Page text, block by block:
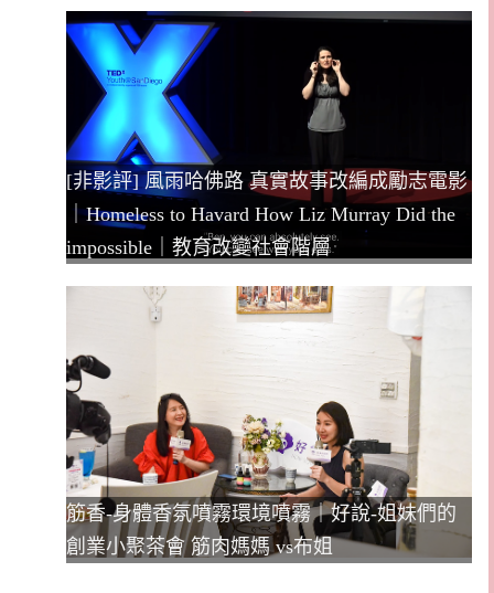
[非影評] 風雨哈佛路 真實故事改編成勵志電影
｜Homeless to Havard How Liz Murray Did the
impossible｜教育改變社會階層
筋香-身體香氛噴霧環境噴霧｜好說-姐妹們的
創業小聚茶會 筋肉媽媽 vs布姐